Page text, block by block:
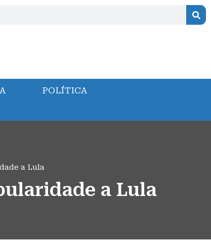
POLÍTICA
a Lula
a Lula